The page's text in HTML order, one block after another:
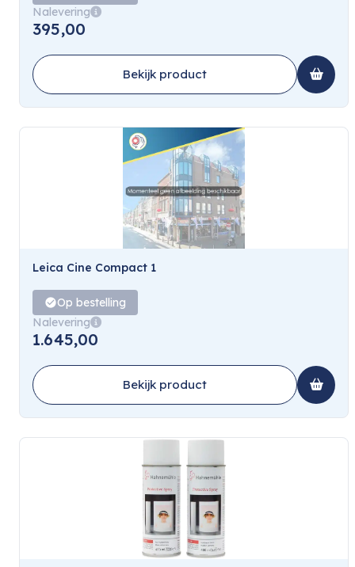
Nalevering
395,00
Bekijk product
Leica Cine Compact 1
Op bestelling
Nalevering
1.645,00
Bekijk product